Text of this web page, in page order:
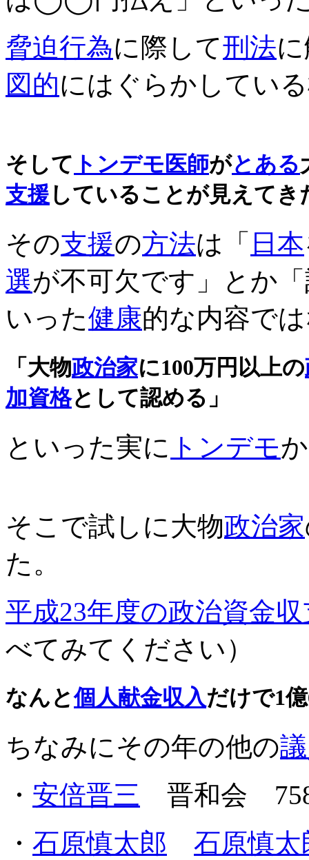
脅迫行為に際して刑法
図的にはぐらかしてい
そして トンデモ医師がとある
支援 していることが見えてき
その支援の方法は「 日本
選が不可欠です」とか
いった健康的な内容で
「大物政治家に100万円以上の
加資格として認める」
といった実に トンデモ
そこで試しに大物政治家
た。
平成23年度の政治資金
べてみてください）
なんと個人献金収入だけで1
ちなみにその年の他の
・ 安倍晋三 晋和会
・ 石原慎太郎
石原慎太